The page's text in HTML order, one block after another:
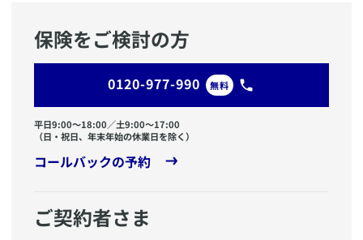
保険をご検討の方
0120-977-990 無料
平日9:00〜18:00／土9:00〜17:00
（日・祝日、年末年始の休業日を除く）
コールバックの予約
ご契約者さま